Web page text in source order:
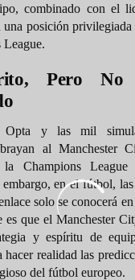
combinado con el
posición privilegiada
League.
Pero No
y las mil
al Manchester
la Champions League
en el fútbol, las
solo se conocerá
es que el Manchester
y espíritu de
hacer realidad las
del fútbol europeo.